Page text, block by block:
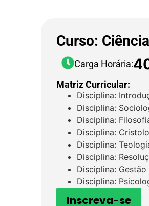
Curso:
Carga Horária:
Matriz Curricular:
Disciplina:
Disciplina:
Disciplina:
Disciplina:
Disciplina:
Disciplina:
Disciplina:
Disciplina:
Inscreva-se